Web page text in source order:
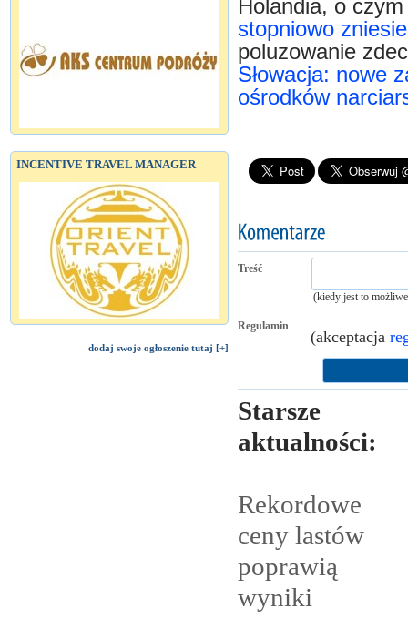
INCENTIVE TRAVEL MANAGER
dodaj swoje ogłoszenie tutaj [+]
Holandia, o
stopniowo
poluzowanie
Słowacja: nowe
ośrodków
Treść
(kiedy jest to
Regulamin
(akceptacja
Starsze
aktualności:
Rekordowe
ceny lastów
poprawią
wyniki